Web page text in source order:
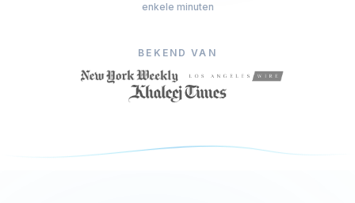
Facebook Livestream bekeken kopen
Facebook profiel volgers kopen
Facebook-videoweergaven kopen
enkele minuten
BEKEND VAN